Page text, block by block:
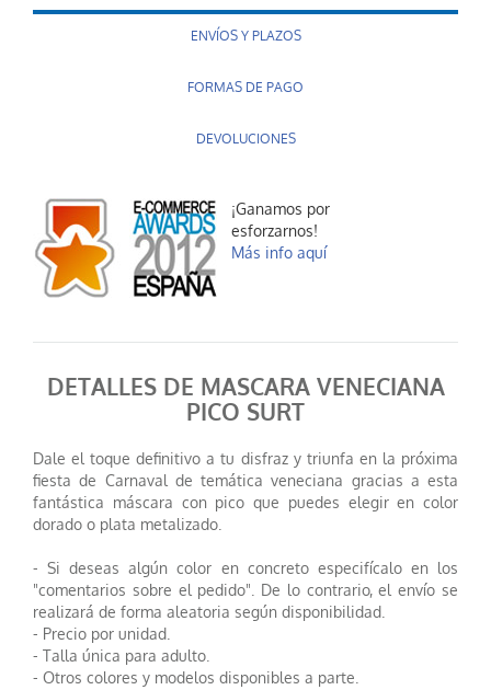
ENVÍOS Y PLAZOS
FORMAS DE PAGO
DEVOLUCIONES
¡Ganamos por
esforzarnos!
Más info aquí
DETALLES DE MASCARA VENECIANA
PICO SURT
Dale el toque definitivo a tu disfraz y triunfa en la próxima
fiesta de Carnaval de temática veneciana gracias a esta
fantástica máscara con pico que puedes elegir en color
dorado o plata metalizado.
- Si deseas algún color en concreto especifícalo en los
"comentarios sobre el pedido". De lo contrario, el envío se
realizará de forma aleatoria según disponibilidad.
- Precio por unidad.
- Talla única para adulto.
- Otros colores y modelos disponibles a parte.